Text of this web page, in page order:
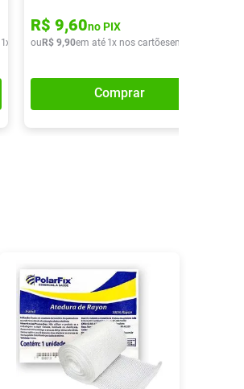
1x de R$ 13,90
R$ 9,60no PIX
ou R$ 9,90em até 1x nos cartõesem até
Comprar